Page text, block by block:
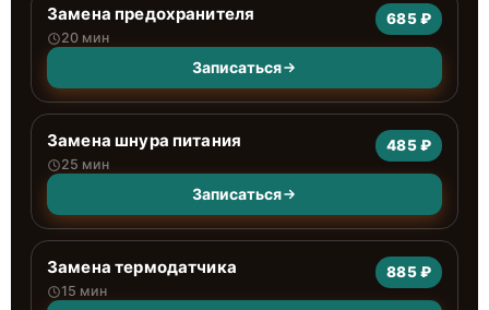
Замена предохранителя
20 мин
685 ₽
Записаться
Замена шнура питания
25 мин
485 ₽
Записаться
Замена термодатчика
15 мин
885 ₽